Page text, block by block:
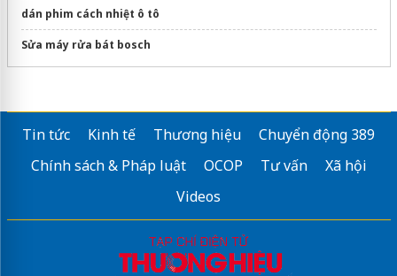
dán phim cách nhiệt ô tô
Sửa máy rửa bát bosch
Tin tức Kinh tế Thương hiệu
Chuyển động 389
Chính sách & Pháp luật
OCOP Tư vấn
Xã hội
Videos